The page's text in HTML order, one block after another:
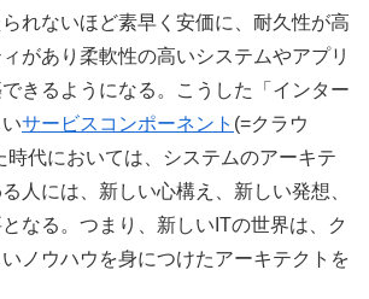
れないほど素早く安価に、耐久性が高
があり柔軟性の高いシステムやアプリ
きるようになる。こうした「インター
サービスコンポーネント (=クラウ
時代においては、システムのアーキテ
人には、新しい心構え、新しい発想、
なる。つまり、新しいITの世界は、ク
ノウハウを身につけたアーキテクトを